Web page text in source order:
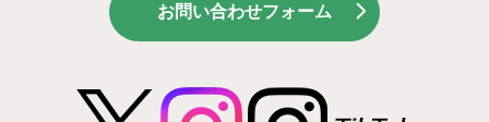
お問い合わせフォーム